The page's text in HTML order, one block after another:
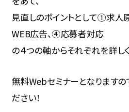
見直しのポイントとして①求人
WEB広告、④応募者対応
の４つの軸からそれぞれを詳し
無料Webセミナーとなりますの
ださい！